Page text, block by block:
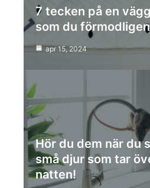
7 tecken på en
som du
apr 15, 2024
Hör du dem när du
små djur som tar
natten!